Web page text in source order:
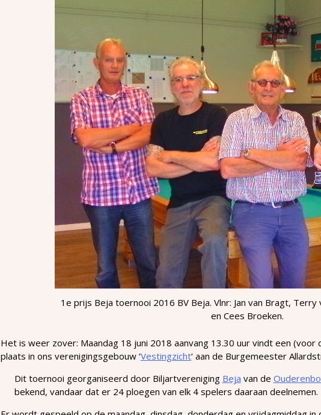
1e prijs Beja toernooi 2016 BV Beja. Vlnr: Jan van Bragt,
en Cees Broeken.
Het is weer zover: Maandag 18 juni 2018 aanvang 13.30 uur vindt een
plaats in ons verenigingsgebouw ‘Vestingzicht‘ aan de Burgemeester
Dit toernooi georganiseerd door Biljartvereniging Beja van de
bekend, vandaar dat er 24 ploegen van elk 4 spelers daaraan deelnemen.